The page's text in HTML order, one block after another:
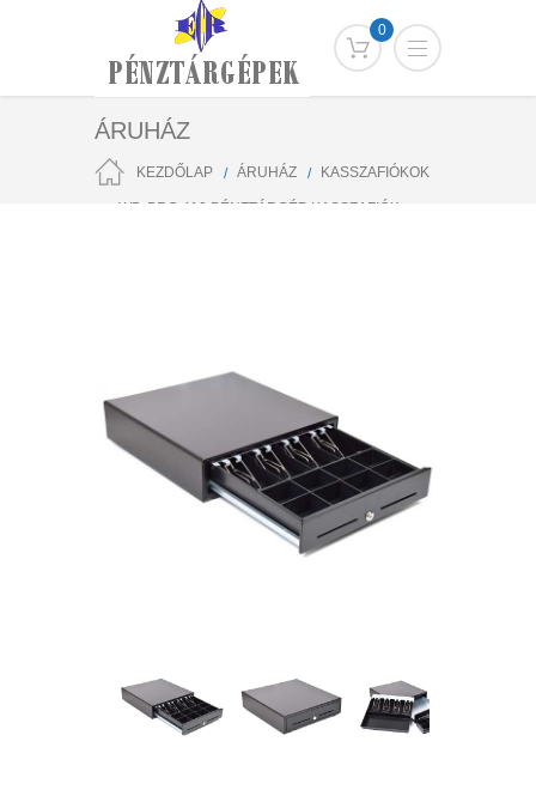
0
ÁRUHÁZ
KEZDŐLAP ÁRUHÁZ KASSZAFIÓKOK
WD-PRO 410 PÉNZTÁRGÉP KASSZAFIÓK